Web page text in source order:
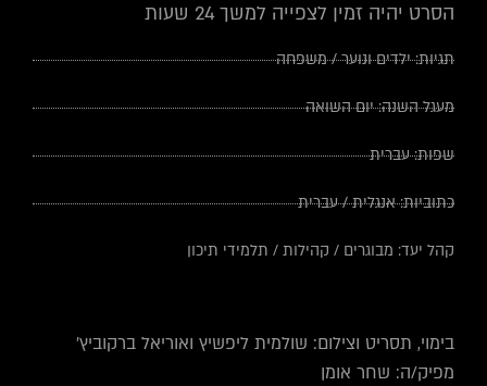
הסרט יהיה זמין לצפייה למשך 24 שעות
תגיות:ילדים ונוער/משפחה
מעגל השנה:יום השואה
שפות:עברית
כתוביות:אנגלית/עברית
קהל יעד: מבוגרים / קהילות / תלמידי תיכון
בימוי, תסריט וצילום: שולמית ליפשיץ ואוריאל ברקוביץ'
מפיק/ה: שחר אומן